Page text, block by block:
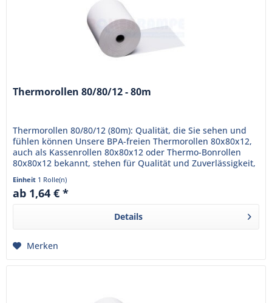
Thermorollen 80/80/12 - 80m
Thermorollen 80/80/12 (80m): Qualität, die Sie sehen und
fühlen können Unsere BPA-freien Thermorollen 80x80x12,
auch als Kassenrollen 80x80x12 oder Thermo-Bonrollen
80x80x12 bekannt, stehen für Qualität und Zuverlässigkeit,
die Ihr...
Einheit 1 Rolle(n)
ab 1,64 € *
Details
Merken